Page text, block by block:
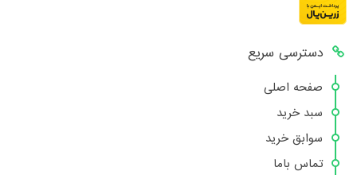
دسترسی سریع
صفحه اصلی
سبد خرید
سوابق خرید
تماس باما